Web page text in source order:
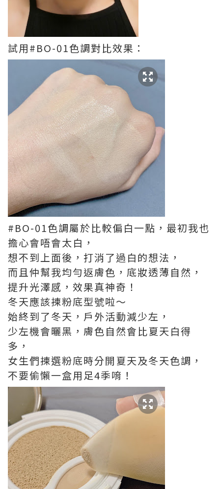
試用#BO-01色調對比效果：
#BO-01色調屬於比較偏白一點，最初我也
擔心會唔會太白，
想不到上面後，打消了過白的想法，
而且仲幫我均勻返膚色，底妝透薄自然，
提升光澤感，效果真神奇！
冬天應該揀粉底型號啦～
始終到了冬天，戶外活動減少左，
少左機會曬黑，膚色自然會比夏天白得
多，
女生們揀選粉底時分開夏天及冬天色調，
不要偷懶一盒用足4季唷！